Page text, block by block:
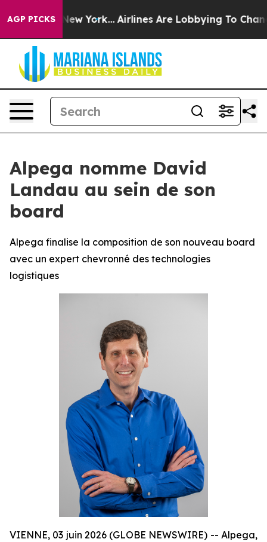
AGP PICKSNew York... Airlines Are Lobbying To Change
Alpega nomme David
Landau au sein de son
board
Alpega finalise la composition de son nouveau board
avec un expert chevronné des technologies
logistiques
VIENNE, 03 juin 2026 (GLOBE NEWSWIRE) -- Alpega,